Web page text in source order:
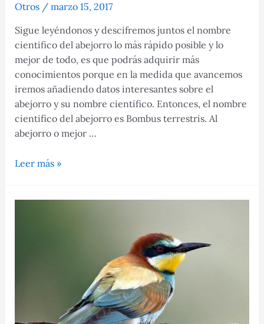
Otros/ marzo 15, 2017
Sigue leyéndonos y descifremos juntos el nombre
cientifico del abejorro lo más rápido posible y lo
mejor de todo, es que podrás adquirir más
conocimientos porque en la medida que avancemos
iremos añadiendo datos interesantes sobre el
abejorro y su nombre científico. Entonces, el nombre
cientifico del abejorro es Bombus terrestris. Al
abejorro o mejor …
nombre
Leer más »